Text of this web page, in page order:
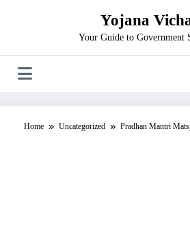
Yojana
Your Guide to Government
Home Uncategorized Pradhan Mantri